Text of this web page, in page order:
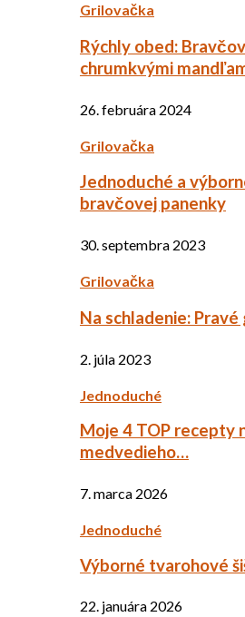
Grilovačka
Rýchly obed:
chrumkvými
26. februára 2024
Grilovačka
Jednoduché a
bravčovej panenky
30. septembra 2023
Grilovačka
Na schladenie:
2. júla 2023
Jednoduché
Moje 4 TOP recepty
medvedieho…
7. marca 2026
Jednoduché
Výborné tvarohové
22. januára 2026